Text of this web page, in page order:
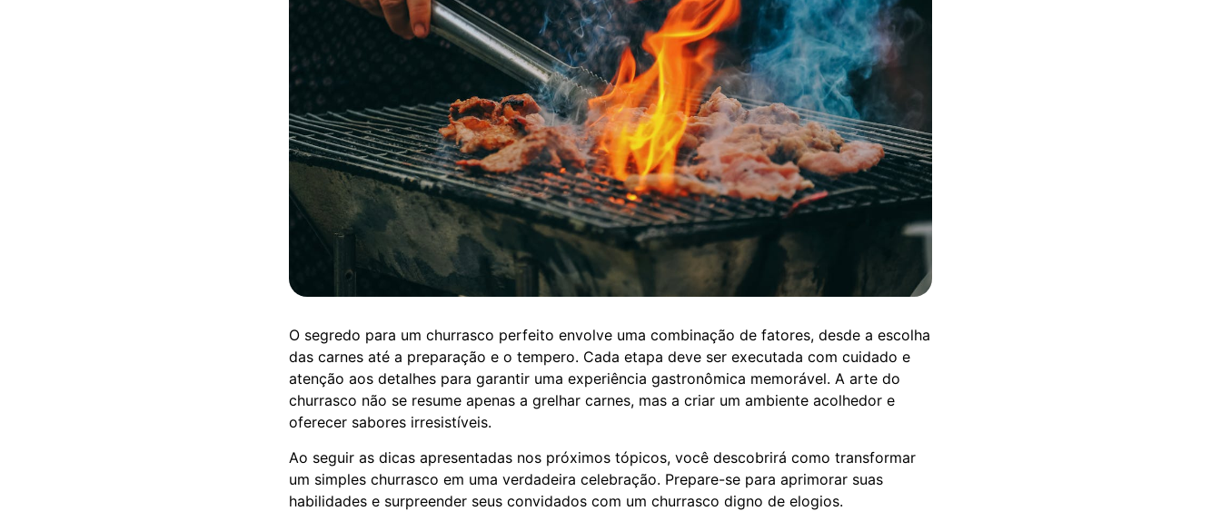
O segredo para um churrasco perfeito envolve uma combinação de fatores, desde a escolha
das carnes até a preparação e o tempero. Cada etapa deve ser executada com cuidado e
atenção aos detalhes para garantir uma experiência gastronômica memorável. A arte do
churrasco não se resume apenas a grelhar carnes, mas a criar um ambiente acolhedor e
oferecer sabores irresistíveis.
Ao seguir as dicas apresentadas nos próximos tópicos, você descobrirá como transformar
um simples churrasco em uma verdadeira celebração. Prepare-se para aprimorar suas
habilidades e surpreender seus convidados com um churrasco digno de elogios.